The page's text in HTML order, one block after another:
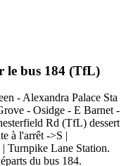
le bus 184 (TfL)
- Alexandra Palace Sta
- Osidge - E Barnet -
Rd (TfL) dessert
à l'arrêt ->S |
Turnpike Lane Station.
du bus 184.